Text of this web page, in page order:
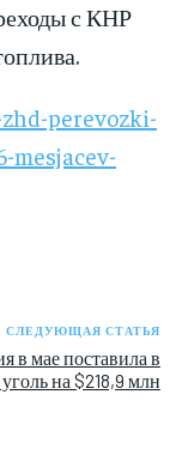
с КНР
perevozki-
mesjacev-
СЛЕДУЮЩАЯ СТАТЬЯ
в мае поставила в
на $218,9 млн